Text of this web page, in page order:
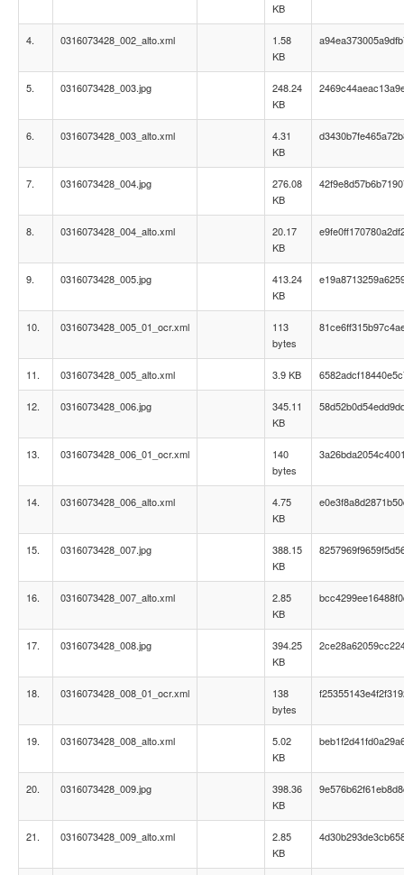
KB
4. 0316073428_002_alto.xml
1.58
KB
5. 0316073428_003.jpg
248.24
KB
6. 0316073428_003_alto.xml
4.31
KB
7. 0316073428_004.jpg
276.08
KB
8. 0316073428_004_alto.xml
20.17
KB
9. 0316073428_005.jpg
413.24
KB
10. 0316073428_005_01_ocr.xml
113
bytes
11. 0316073428_005_alto.xml 3.9 KB
12. 0316073428_006.jpg
345.11
KB
13. 0316073428_006_01_ocr.xml
140
bytes
14. 0316073428_006_alto.xml
4.75
KB
15. 0316073428_007.jpg
388.15
KB
16. 0316073428_007_alto.xml
2.85
KB
17. 0316073428_008.jpg
394.25
KB
18. 0316073428_008_01_ocr.xml
138
bytes
19. 0316073428_008_alto.xml
5.02
KB
20. 0316073428_009.jpg
398.36
KB
21. 0316073428_009_alto.xml
2.85
KB